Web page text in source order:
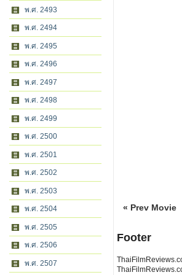
พ.ศ. 2493
พ.ศ. 2494
พ.ศ. 2495
พ.ศ. 2496
พ.ศ. 2497
พ.ศ. 2498
พ.ศ. 2499
พ.ศ. 2500
พ.ศ. 2501
พ.ศ. 2502
พ.ศ. 2503
พ.ศ. 2504
พ.ศ. 2505
พ.ศ. 2506
พ.ศ. 2507
« Prev Movie
Footer